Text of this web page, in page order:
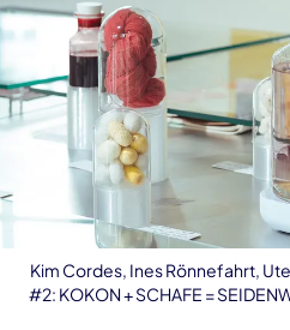
Kim Cordes, Ines Rönnefahrt, Ute
#2: KOKON + SCHAFE =